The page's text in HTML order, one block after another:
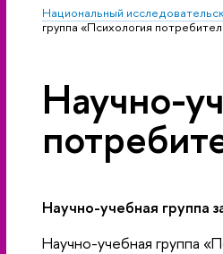
Национальный
группа «Психология
Научно-
Научно-учебная группа
Научно-учебная группа